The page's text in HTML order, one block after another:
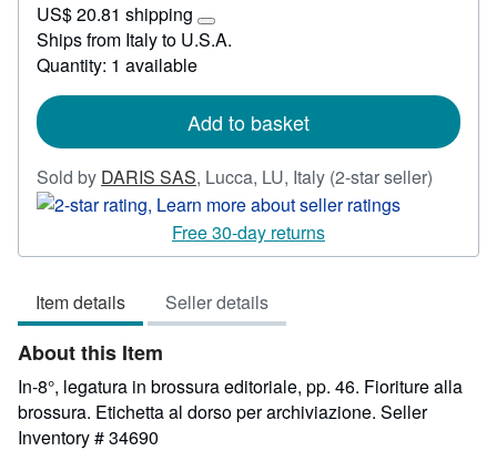
23.81
US$ 20.81 shipping
Learn
more
rates
Ships from Italy to U.S.A.
Quantity: 1 available
Add to basket
Sold by DARIS SAS, Lucca, LU, Italy (2-star seller)
out
Free 30-day returns
Item details Seller details
About this Item
In-8°, legatura in brossura editoriale, pp. 46. Fioriture alla
brossura. Etichetta al dorso per archiviazione. Seller
Inventory # 34690